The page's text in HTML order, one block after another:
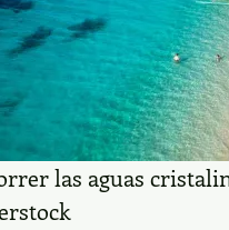
las aguas